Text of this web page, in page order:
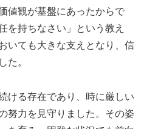
値観が基盤にあったからで
を持ちなさい」という教え
いても大きな支えとなり、信
た。
ける存在であり、時に厳しい
努力を見守りました。その姿